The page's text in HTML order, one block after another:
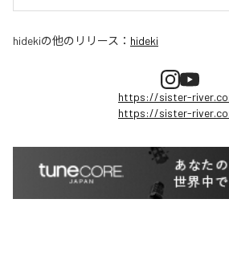
hidekiの他のリリース： hideki
https://sister-
https://sister-